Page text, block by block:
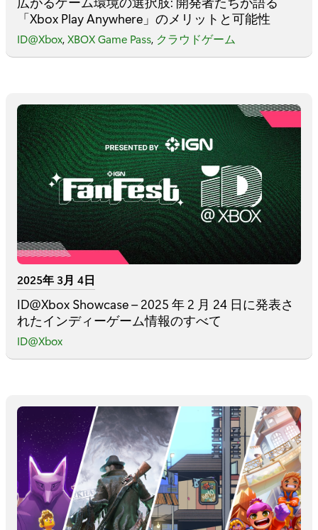
「Xbox Play Anywhere」のメリットと可能性
ID@Xbox,XBOX Game Pass, クラウドゲーム
2025年 3月 4日
ID@Xbox Showcase – 2025 年 2 月 24 日に発表さ
れたインディーゲーム情報のすべて
ID@Xbox